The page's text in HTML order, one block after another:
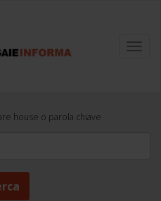
house o parola chiave